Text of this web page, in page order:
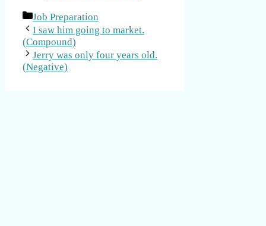
Categories
Job Preparation
I saw him going to market.
(Compound)
Jerry was only four years old.
(Negative)